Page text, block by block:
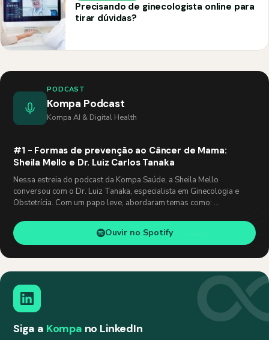
Precisando de ginecologista online para
tirar dúvidas?
PODCAST
Kompa Podcast
Kompa AI & Digital Health
#1 - Formas de prevenção ao Câncer de Mama:
Sheila Mello e Dr. Luiz Carlos Tanaka
Nessa estreia do podcast da Kompa Saúde, a Sheila Mello
conversou com o Dr. Luiz Tanaka, especialista em Ginecologia e
Obstetrícia. Com um papo leve, abordaram temas como: …
Ouvir no Spotify
Siga a Kompa no LinkedIn